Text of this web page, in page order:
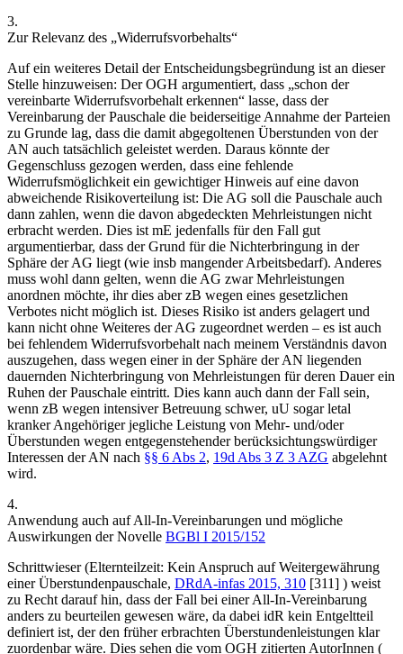
3.
Zur Relevanz des „Widerrufsvorbehalts“
Auf ein weiteres Detail der Entscheidungsbegründung ist an dieser
Stelle hinzuweisen: Der OGH argumentiert, dass „schon der
vereinbarte Widerrufsvorbehalt erkennen“ lasse, dass der
Vereinbarung der Pauschale die beiderseitige Annahme der Parteien
zu Grunde lag, dass die damit abgegoltenen Überstunden von der
AN auch tatsächlich geleistet werden. Daraus könnte der
Gegenschluss gezogen werden, dass eine fehlende
Widerrufsmöglichkeit ein gewichtiger Hinweis auf eine davon
abweichende Risikoverteilung ist: Die AG soll die Pauschale auch
dann zahlen, wenn die davon abgedeckten Mehrleistungen nicht
erbracht werden. Dies ist mE jedenfalls für den Fall gut
argumentierbar, dass der Grund für die Nichterbringung in der
Sphäre der AG liegt (wie insb mangender Arbeitsbedarf). Anderes
muss wohl dann gelten, wenn die AG zwar Mehrleistungen
anordnen möchte, ihr dies aber zB wegen eines gesetzlichen
Verbotes nicht möglich ist. Dieses Risiko ist anders gelagert und
kann nicht ohne Weiteres der AG zugeordnet werden – es ist auch
bei fehlendem Widerrufsvorbehalt nach meinem Verständnis davon
auszugehen, dass wegen einer in der Sphäre der AN liegenden
dauernden Nichterbringung von Mehrleistungen für deren Dauer ein
Ruhen der Pauschale eintritt. Dies kann auch dann der Fall sein,
wenn zB wegen intensiver Betreuung schwer, uU sogar letal
kranker Angehöriger jegliche Leistung von Mehr- und/oder
Überstunden wegen entgegenstehender berücksichtungswürdiger
Interessen der AN nach §§ 6 Abs 2, 19d Abs 3 Z 3 AZG abgelehnt
wird.
4.
Anwendung auch auf All-In-Vereinbarungen und mögliche
Auswirkungen der Novelle BGBl I 2015/152
Schrittwieser(Elternteilzeit: Kein Anspruch auf Weitergewährung
einer Überstundenpauschale, DRdA-infas 2015, 310 [311] ) weist
zu Recht darauf hin, dass der Fall bei einer All-In-Vereinbarung
anders zu beurteilen gewesen wäre, da dabei idR kein Entgeltteil
definiert ist, der den früher erbrachten Überstundenleistungen klar
zuordenbar wäre. Dies sehen die vom OGH zitierten AutorInnen (